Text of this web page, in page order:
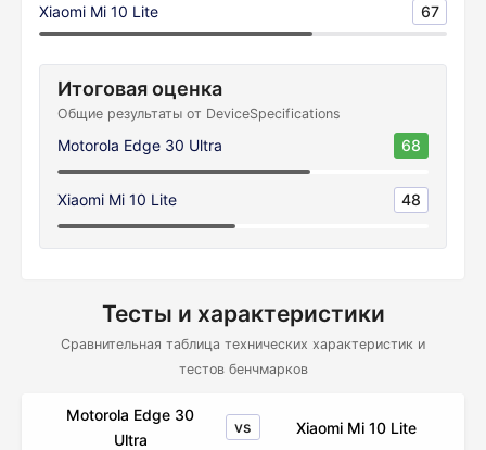
Xiaomi Mi 10 Lite 67
Итоговая оценка
Общие результаты от DeviceSpecifications
Motorola Edge 30 Ultra 68
Xiaomi Mi 10 Lite 48
Тесты и характеристики
Сравнительная таблица технических характеристик и
тестов бенчмарков
Motorola Edge 30
Ultra
vs Xiaomi Mi 10 Lite